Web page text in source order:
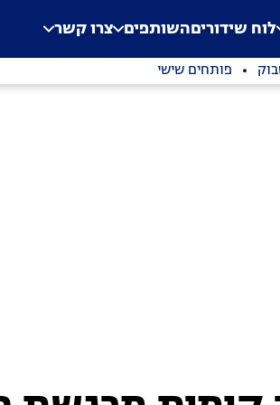
.
לוח שידוריםהשותפים צרו קשר
פותחים שישי